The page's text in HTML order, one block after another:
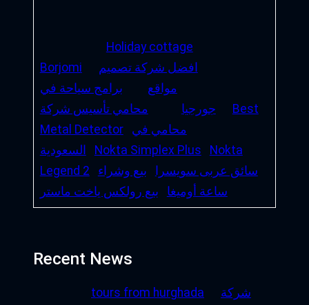
Holiday cottage
Borjomi
افضل شركة تصميم
مواقع
برامج سياحة في
جورجيا
محامي تأسيس شركة
Best
Metal Detector
محامي في
السعودية
Nokta Simplex Plus
Nokta
Legend 2
سائق عربى سويسرا
بيع وشراء
ساعة أوميغا
بيع رولكس ياخت ماستر
Recent News
tours from hurghada
شركة